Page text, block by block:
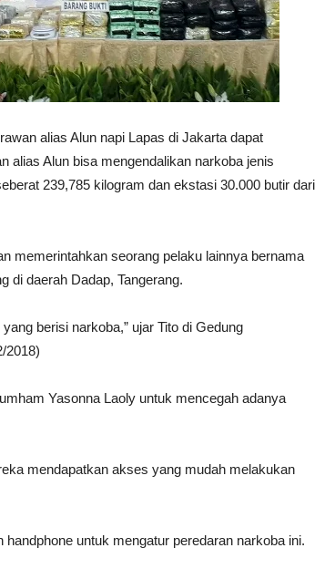
alias Alun napi Lapas di Jakarta dapat
alias Alun bisa mengendalikan narkoba jenis
239,785 kilogram dan ekstasi 30.000 butir dari
memerintahkan seorang pelaku lainnya bernama
di daerah Dadap, Tangerang.
berisi narkoba,” ujar Tito di Gedung
2018)
Yasonna Laoly untuk mencegah adanya
mendapatkan akses yang mudah melakukan
untuk mengatur peredaran narkoba ini.